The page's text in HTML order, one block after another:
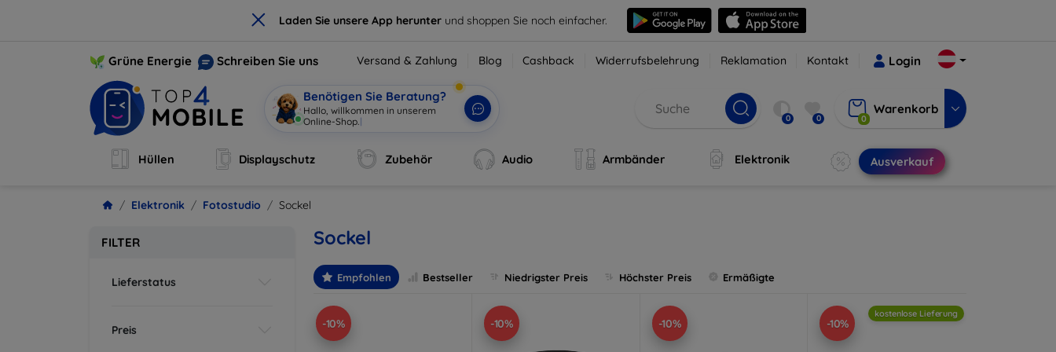
× Laden Sie unsere App herunter und shoppen Sie noch einfacher.
Grüne Energie Schreiben Sie uns Versand & Zahlung Blog Cashback Widerrufsbelehrung Reklamation Kontakt Login
Benötigen Sie Beratung?
Hallo, willkommen in unserem
Online-Shop. | 0 0 0
Warenkorb
Hüllen Displayschutz Zubehör Audio Armbänder Elektronik Ausverkauf
Elektronik Fotostudio Sockel
FILTER
Lieferstatus
Preis
Sockel
Empfohlen Bestseller Niedrigster Preis Höchster Preis Ermäßigte
-10% -10% -10% -10%
kostenlose Lieferung